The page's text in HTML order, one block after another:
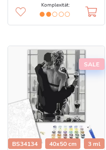
Komplexität:
SALE
BS34134 40x50 cm 3 ml